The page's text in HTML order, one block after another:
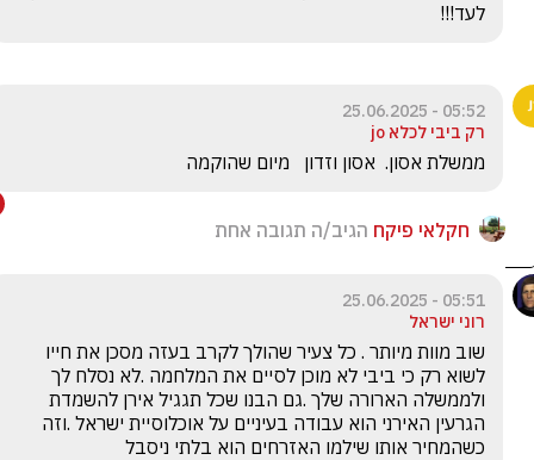
לעד!!!
05:52 - 25.06.2025
רק ביבי לכלא jo
ממשלת אסון.  אסון וזדון   מיום שהוקמה
חקלאי פיקח הגיב/ה תגובה אחת
05:51 - 25.06.2025
רוני ישראל
כשהמחיר אותו שילמו האזרחים הוא בלתי ניסבל